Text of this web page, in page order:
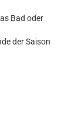
Bad oder
der Saison